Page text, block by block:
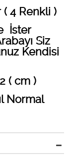
( 4 Renkli )
İster
Siz
Kendisi
( cm )
Normal